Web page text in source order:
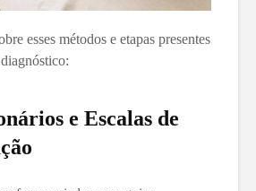
esses métodos e etapas presentes
e Escalas de